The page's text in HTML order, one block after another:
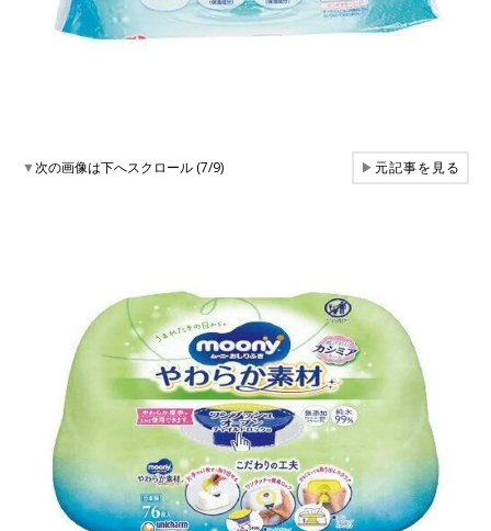
▼次の画像は下へスクロール (7/9) ▶元記事を見る